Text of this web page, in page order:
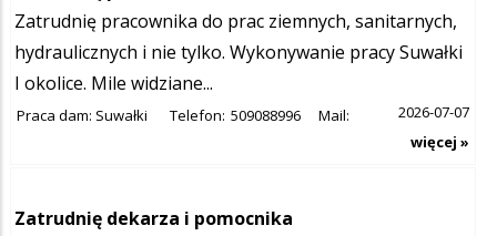
Zatrudnię pracownika do prac ziemnych, sanitarnych,
hydraulicznych i nie tylko. Wykonywanie pracy Suwałki
I okolice. Mile widziane...
Praca dam: Suwałki Telefon: 509088996 Mail:
2026-07-07
więcej »
Zatrudnię dekarza i pomocnika